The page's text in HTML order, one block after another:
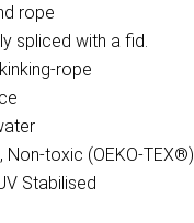
rope
spliced with a fid.
rope
Non-toxic (OEKO-TEX®)
Stabilised